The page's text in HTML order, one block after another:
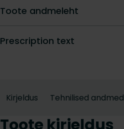
Toote andmeleht
Prescription text
Kirjeldus Tehnilised andmed